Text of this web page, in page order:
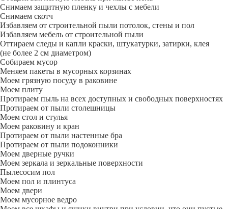
Снимаем защитную пленку и чехлы с мебели
Снимаем скотч
Избавляем от строительной пыли потолок, стены и пол
Избавляем мебель от строительной пыли
Оттираем следы и капли краски, штукатурки, затирки, клея
(не более 2 см диаметром)
Собираем мусор
Меняем пакеты в мусорных корзинах
Моем грязную посуду в раковине
Моем плиту
Протираем пыль на всех доступных и свободных поверхностях
Протираем от пыли столешницы
Моем стол и стулья
Моем раковину и кран
Протираем от пыли настенные бра
Протираем от пыли подоконники
Моем дверные ручки
Моем зеркала и зеркальные поверхности
Пылесосим пол
Моем пол и плинтуса
Моем двери
Моем мусорное ведро